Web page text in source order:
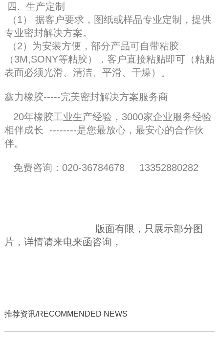
四. 生产定制
（1） 据客户要求，图纸或样品专业定制，提供
专业密封解决方案。
（2）为安装方便，部分产品可自带粘胶
（3M,SONY等粘胶），客户直接粘贴即可（粘贴
表面必须光滑、清洁、平滑、干燥）。
鑫力橡胶-----完美密封解决方案服务商
20年橡胶工业生产经验，3000家企业服务经验
相伴成长 --------是您最放心，最安心的合作伙
伴。
免费咨询：020-36784678 13352880282
版面有限，只展示部分图
片，详情请来电来函咨询，
推荐资讯/RECOMMENDED NEWS